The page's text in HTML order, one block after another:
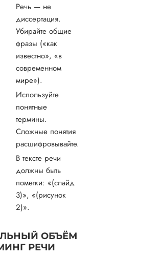
Речь — не
диссертация.
Убирайте общие
фразы («как
известно», «в
современном
мире»).
Используйте
понятные
термины.
Сложные понятия
расшифровывайте.
В тексте речи
должны быть
пометки: «(слайд
3)», «(рисунок
2)».
ОБЪЁМ
РЕЧИ